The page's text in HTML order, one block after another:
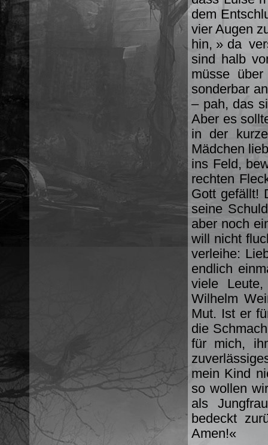
dem
vier Augen
hin, » da
sind halb
müsse
sonderbar
– pah, das
Aber es
in der
Mädchen
ins Feld,
rechten
Gott gefällt!
seine
aber noch
will nicht
verleihe:
endlich
viele
Wilhelm
Mut. Ist er
die
für mich,
mein Kind
so wollen
als
bedeckt
Amen!«